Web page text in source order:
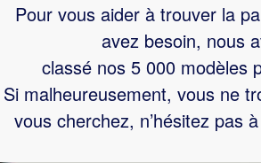
Pour vous aider à trouver la
avez besoin, nous
classé nos 5 000 modèles
Si malheureusement, vous ne
vous cherchez, n’hésitez pas